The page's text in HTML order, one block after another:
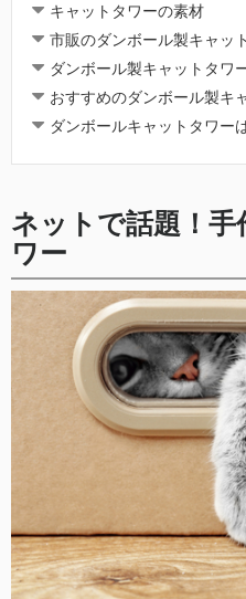
キャットタワーの素材
市販のダンボール製キャッ
ダンボール製キャットタワ
おすすめのダンボール製キ
ダンボールキャットタワー
ネットで話題！
ワー